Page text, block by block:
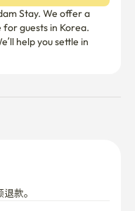
岸区、阿浦京区、清
它靠近城市生活区、
、医院和主要地铁线
商务区、城市生活空
共交通的客人。
住期间可以享受散步
Stay. We offer a
guests in Korea.
help you settle in
款。